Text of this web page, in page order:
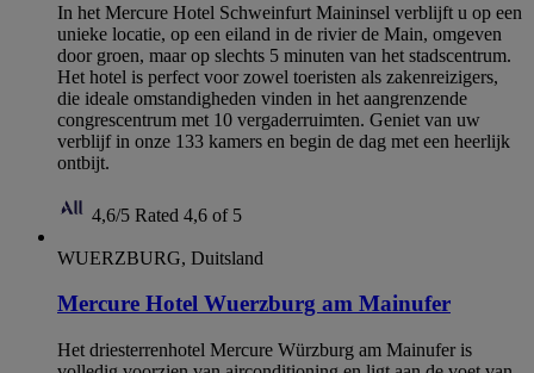
In het Mercure Hotel Schweinfurt Maininsel verblijft u op een
unieke locatie, op een eiland in de rivier de Main, omgeven
door groen, maar op slechts 5 minuten van het stadscentrum.
Het hotel is perfect voor zowel toeristen als zakenreizigers,
die ideale omstandigheden vinden in het aangrenzende
congrescentrum met 10 vergaderruimten. Geniet van uw
verblijf in onze 133 kamers en begin de dag met een heerlijk
ontbijt.
4,6/5 Rated 4,6 of 5
WUERZBURG, Duitsland
Mercure Hotel Wuerzburg am Mainufer
Het driesterrenhotel Mercure Würzburg am Mainufer is